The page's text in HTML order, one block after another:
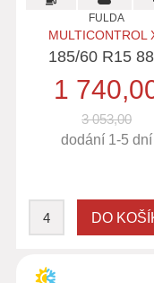
FULDA
MULTICONTROL
185/60 R15
1
3 053,00
dodání 1-5 dní